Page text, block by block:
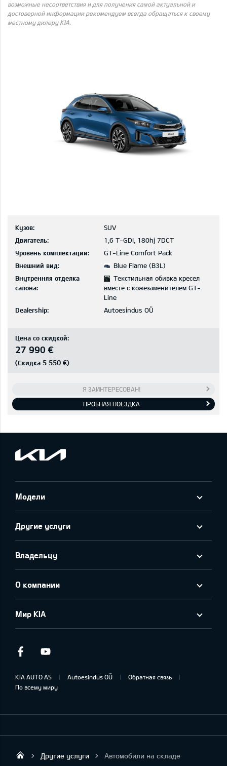
возможные несоответствия и для получения самой актуальной и
достоверной информации рекомендуем всегда обращаться к своему
местному дилеру KIA.
Кузов:
SUV
Двигатель:
1,6 T-GDI, 180hj 7DCT
Уровень комплектации:
GT-Line Comfort Pack
Внешний вид:
Blue Flame (B3L)
Внутренняя отделка
салона:
Текстильная обивка кресел
вместе с кожезаменителем GT-
Line
Dealership:
Autoesindus OÜ
Цена со скидкой:
27 990 €
(Скидка 5 550 €)
Я ЗАИНТЕРЕСОВАН!
ПРОБНАЯ ПОЕЗДКА
Модели
Другие услуги
Владельцу
О компании
Мир KIA
Facebook
KIA AUTO AS Autoesindus OÜ
Обратная связь
По всему миру
KIA DEALER MOTORS AS
Другие услуги Автомобили на складе